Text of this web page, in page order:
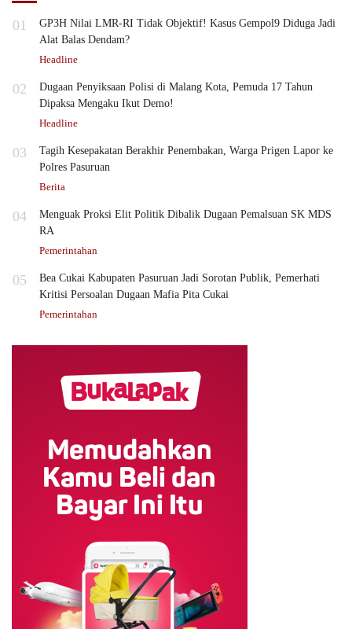
01
GP3H Nilai LMR-RI Tidak Objektif! Kasus Gempol9 Diduga Jadi
Alat Balas Dendam?
Headline
02
Dugaan Penyiksaan Polisi di Malang Kota, Pemuda 17 Tahun
Dipaksa Mengaku Ikut Demo!
Headline
03
Tagih Kesepakatan Berakhir Penembakan, Warga Prigen Lapor ke
Polres Pasuruan
Berita
04
Menguak Proksi Elit Politik Dibalik Dugaan Pemalsuan SK MDS
RA
Pemerintahan
05
Bea Cukai Kabupaten Pasuruan Jadi Sorotan Publik, Pemerhati
Kritisi Persoalan Dugaan Mafia Pita Cukai
Pemerintahan